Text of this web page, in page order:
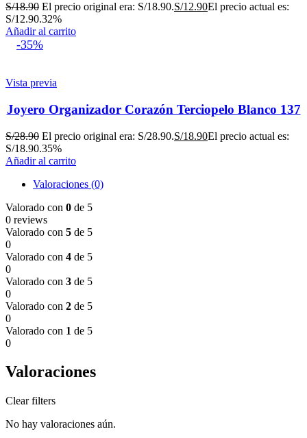
S/18.90 El precio original era: S/18.90.S/12.90El precio actual es:
S/12.90.32%
Añadir al carrito
-35%
Vista previa
Joyero Organizador Corazón Terciopelo Blanco 137
S/28.90 El precio original era: S/28.90.S/18.90El precio actual es:
S/18.90.35%
Añadir al carrito
Valoraciones (0)
Valorado con 0 de 5
0 reviews
Valorado con 5 de 5
0
Valorado con 4 de 5
0
Valorado con 3 de 5
0
Valorado con 2 de 5
0
Valorado con 1 de 5
0
Valoraciones
Clear filters
No hay valoraciones aún.